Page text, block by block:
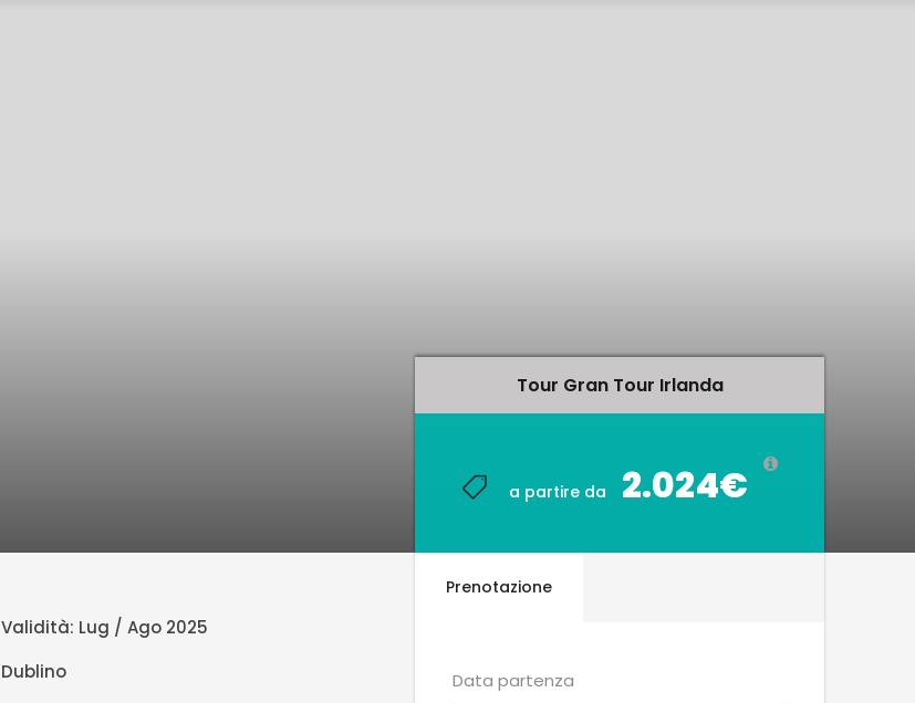
Tour Gran Tour Irlanda
a partire da 2.024€
Tour Gran Tour Irlanda
a partire da 2.024€
Prenotazione
Data partenza
Validità: Lug / Ago 2025
Dublino